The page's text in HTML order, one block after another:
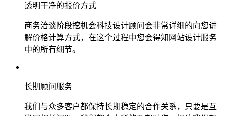
透明干净的报价方式
商务洽谈阶段挖机会科技设计顾问会非常详细的向您讲
解价格计算方式，在这个过程中您会得知网站设计服务
中的所有细节。
长期顾问服务
我们与众多客户都保持长期稳定的合作关系，只要是互